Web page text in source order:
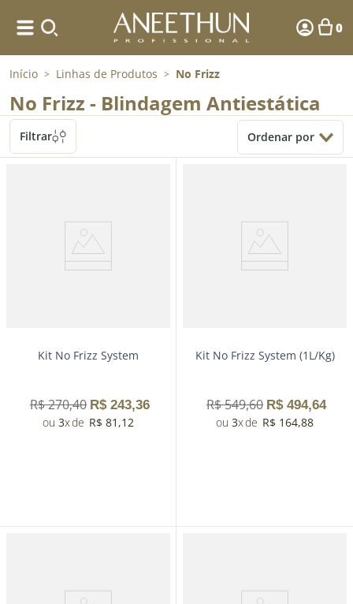
0
Início > Linhas de Produtos > No Frizz
No Frizz - Blindagem Antiestática
Filtrar Ordenar por
Kit No Frizz System
R$270,40 R$ 243,36
3
R$ 81 ,12
Kit No Frizz System (1L/Kg)
R$549,60 R$ 494,64
3
R$ 164,88